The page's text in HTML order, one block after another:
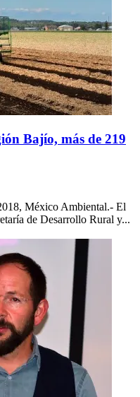
Bajío, más de 219
México Ambiental.- El
de Desarrollo Rural y...